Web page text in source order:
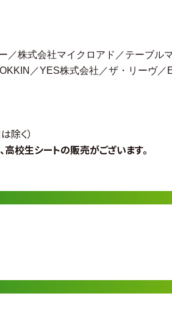
／株式会社マイクロアド／テーブル
／YES株式会社／ザ・リーヴ／
除く）
校生シートの販売がございます。